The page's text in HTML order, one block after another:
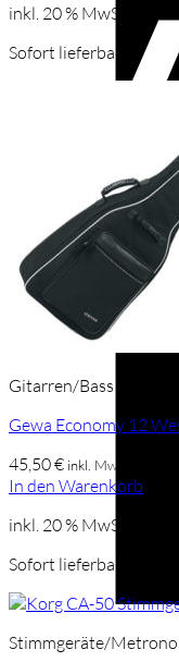
inkl. 20 % MwSt.
Sofort lieferbar
Gitarren/Bass Taschen
Gewa Economy 12
45,50€ inkl. Mwst
In den Warenkorb
inkl. 20 % MwSt.
Sofort lieferbar
Stimmgeräte/